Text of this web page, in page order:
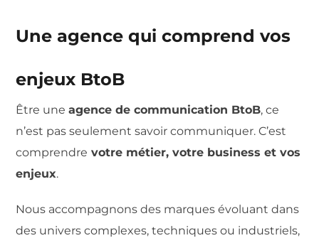
Une agence qui comprend vos
enjeux BtoB
Être uneagence de communication BtoB, ce
n’est pas seulement savoir communiquer.C’est
comprendre votre métier, votre business et vos
enjeux.
Nous accompagnons des marques évoluant dans
des univers complexes, techniques ou industriels,